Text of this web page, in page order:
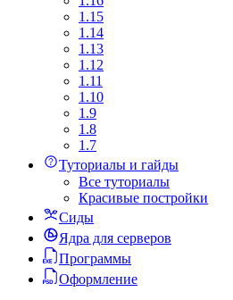
1.15
1.14
1.13
1.12
1.11
1.10
1.9
1.8
1.7
Туториалы и гайды
Все туториалы
Красивые постройки
Сиды
Ядра для серверов
Программы
Оформление